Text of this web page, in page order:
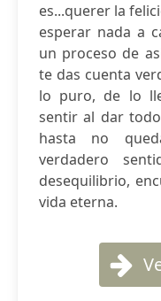
es...querer la
esperar nada a
un proceso de
te das cuenta
lo puro, de lo
sentir al dar
hasta no
verdadero
desequilibrio,
vida eterna.